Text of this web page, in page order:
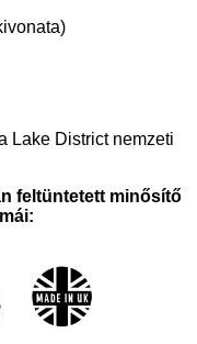
Lake District nemzeti
feltüntetett minősítő